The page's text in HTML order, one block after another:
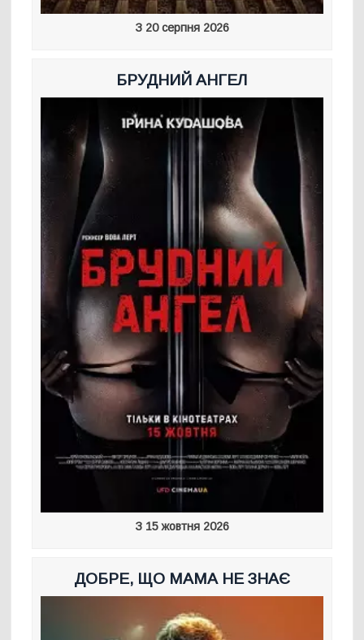
З 20 серпня 2026
БРУДНИЙ АНГЕЛ
З 15 жовтня 2026
ДОБРЕ, ЩО МАМА НЕ ЗНАЄ